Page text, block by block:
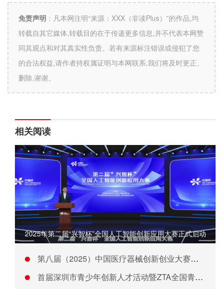
免责声明 ： 凡本网注明“来源：XXX（非读Plus）”的作品,均
转载自其它媒体,转载目的在于传递更多信息,并不代表本网赞
同其观点和对其真实性负责。若有来源标注错误或侵犯了您
的合法权益,请作者持权属证明与本网联系,我们将及时更正、
删除,谢谢。
相关阅读
2025年第二届“兴智杯”全国人工智能创新应用大赛正式启动
第八届（2025）中国医疗器械创新创业大赛人工智能与医用机器
首届深圳市青少年创新人才活动暨ZTA全国青少年创新人才库（深